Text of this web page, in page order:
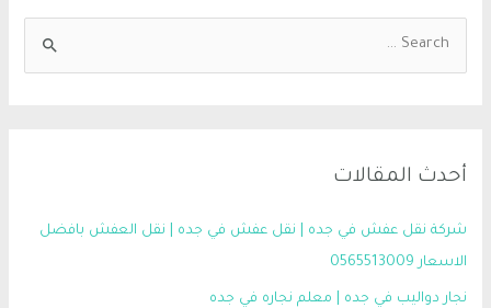
أحدث المقالات
شركة نقل عفش في جده | نقل عفش في جده | نقل العفش بافضل
الاسعار 0565513009
نجار دواليب في جده | معلم نجاره في جده